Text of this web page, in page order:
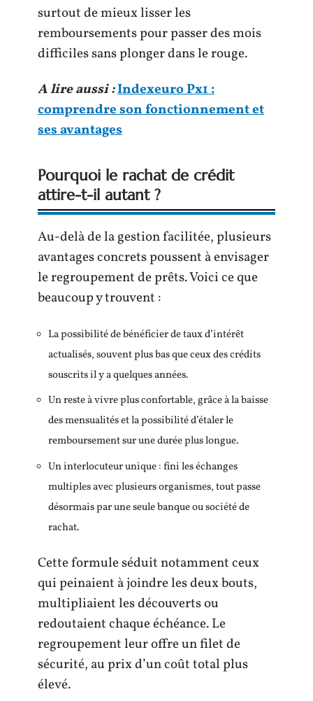
surtout de mieux lisser les
remboursements pour passer des mois
difficiles sans plonger dans le rouge.
A lire aussi :Indexeuro Px1 :
comprendre son fonctionnement et
ses avantages
Pourquoi le rachat de crédit
attire-t-il autant ?
Au-delà de la gestion facilitée, plusieurs
avantages concrets poussent à envisager
le regroupement de prêts. Voici ce que
beaucoup y trouvent :
La possibilité de bénéficier de taux d’intérêt
actualisés, souvent plus bas que ceux des crédits
souscrits il y a quelques années.
Un reste à vivre plus confortable, grâce à la baisse
des mensualités et la possibilité d’étaler le
remboursement sur une durée plus longue.
Un interlocuteur unique : fini les échanges
multiples avec plusieurs organismes, tout passe
désormais par une seule banque ou société de
rachat.
Cette formule séduit notamment ceux
qui peinaient à joindre les deux bouts,
multipliaient les découverts ou
redoutaient chaque échéance. Le
regroupement leur offre un filet de
sécurité, au prix d’un coût total plus
élevé.